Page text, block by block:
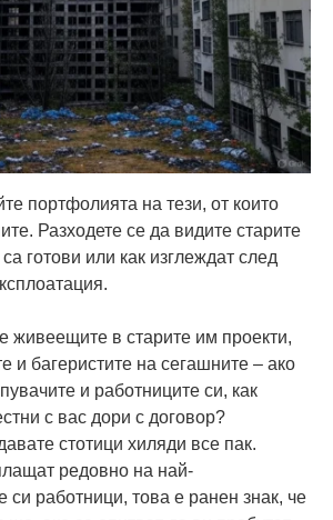
портфолията на тези, от които
Разходете се да видите старите
готови или как изглеждат след
живеещите в старите им проекти,
и багеристите на сегашните – ако
и работниците си, как
с вас дори с договор?
стотици хиляди все пак.
редовно на най-
си работници, това е ранен знак, че